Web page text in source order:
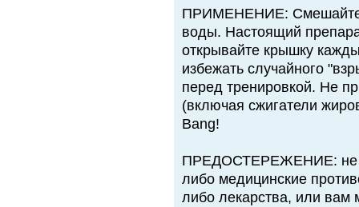
ПРИМЕНЕНИЕ: Смешайте
воды. Настоящий
открывайте крышку
избежать случайного
перед тренировкой. Не
(включая сжигатели
Bang!
ПРЕДОСТЕРЕЖЕНИЕ: не
либо медицинские
либо лекарства, или вам